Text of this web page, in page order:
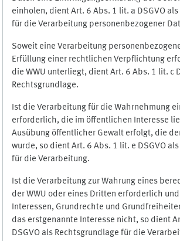
einholen, dient Art. 6 Abs. 1 lit. a DSGVO
für die Verarbeitung personenbezogener
Soweit eine Verarbeitung
Erfüllung einer rechtlichen Verpflichtung
die WWU unterliegt, dient Art. 6 Abs. 1 lit. c
Rechtsgrundlage.
Ist die Verarbeitung für die Wahrnehmung
erforderlich, die im öffentlichen Interesse
Ausübung öffentlicher Gewalt erfolgt, die
wurde, so dient Art. 6 Abs. 1 lit. e DSGVO
für die Verarbeitung.
Ist die Verarbeitung zur Wahrung eines
der WWU oder eines Dritten erforderlich
Interessen, Grundrechte und
das erstgenannte Interesse nicht, so dient
DSGVO als Rechtsgrundlage für die